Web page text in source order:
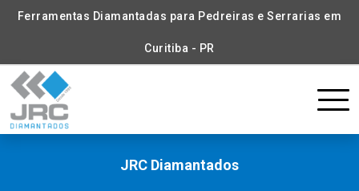
Ferramentas Diamantadas para Pedreiras e Serrarias em
Curitiba - PR
JRC Diamantados